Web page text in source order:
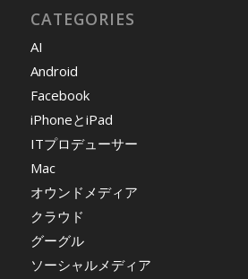
CATEGORIES
AI
Android
Facebook
iPhoneとiPad
ITプロデューサー
Mac
オウンドメディア
クラウド
グーグル
ソーシャルメディア